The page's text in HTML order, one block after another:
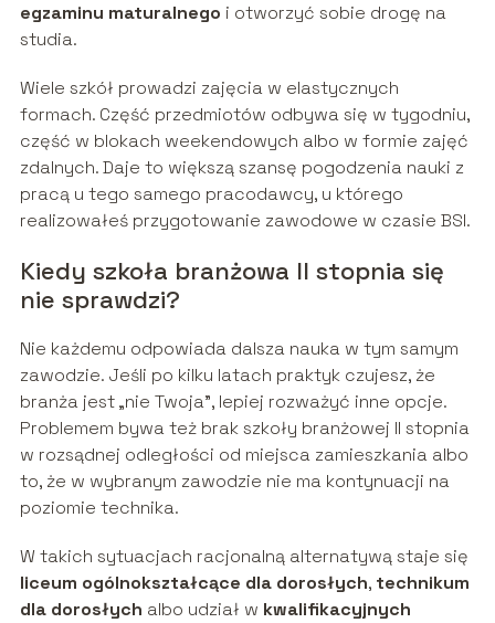
egzaminu maturalnego i otworzyć sobie drogę na
studia.
Wiele szkół prowadzi zajęcia w elastycznych
formach. Część przedmiotów odbywa się w tygodniu,
część w blokach weekendowych albo w formie zajęć
zdalnych. Daje to większą szansę pogodzenia nauki z
pracą u tego samego pracodawcy, u którego
realizowałeś przygotowanie zawodowe w czasie BSI.
Kiedy szkoła branżowa II stopnia się
nie sprawdzi?
Nie każdemu odpowiada dalsza nauka w tym samym
zawodzie. Jeśli po kilku latach praktyk czujesz, że
branża jest „nie Twoja”, lepiej rozważyć inne opcje.
Problemem bywa też brak szkoły branżowej II stopnia
w rozsądnej odległości od miejsca zamieszkania albo
to, że w wybranym zawodzie nie ma kontynuacji na
poziomie technika.
W takich sytuacjach racjonalną alternatywą staje się
liceum ogólnokształcące dla dorosłych, technikum
dla dorosłych albo udział w kwalifikacyjnych